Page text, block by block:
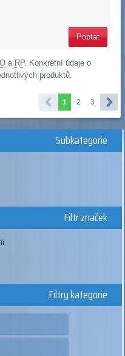
Poptat
a RP. Konkrétní údaje o
produktů.
1 2 3
Subkategorie
Filtr značek
Filtry kategorie